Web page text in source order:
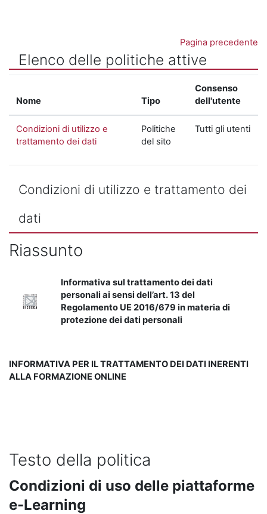
Pagina precedente
Elenco delle politiche attive
Nome Tipo
Consenso
dell'utente
Condizioni di utilizzo e
trattamento dei dati
Politiche
del sito
Tutti gli utenti
Condizioni di utilizzo e trattamento dei
dati
Riassunto
Informativa sul trattamento dei dati
personali ai sensi dell’art. 13 del
Regolamento UE 2016/679 in materia di
protezione dei dati personali
INFORMATIVA PER IL TRATTAMENTO DEI DATI INERENTI
ALLA FORMAZIONE ONLINE
Testo della politica
Condizioni di uso delle piattaforme
e-Learning